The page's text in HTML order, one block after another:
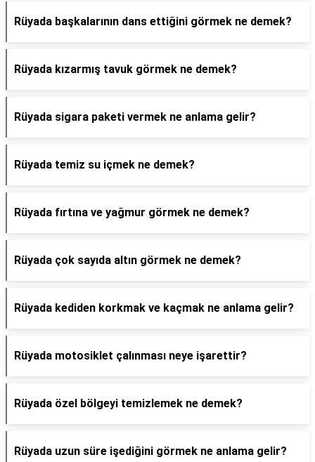
Rüyada başkalarının dans ettiğini görmek ne demek?
Rüyada kızarmış tavuk görmek ne demek?
Rüyada sigara paketi vermek ne anlama gelir?
Rüyada temiz su içmek ne demek?
Rüyada fırtına ve yağmur görmek ne demek?
Rüyada çok sayıda altın görmek ne demek?
Rüyada kediden korkmak ve kaçmak ne anlama gelir?
Rüyada motosiklet çalınması neye işarettir?
Rüyada özel bölgeyi temizlemek ne demek?
Rüyada uzun süre işediğini görmek ne anlama gelir?